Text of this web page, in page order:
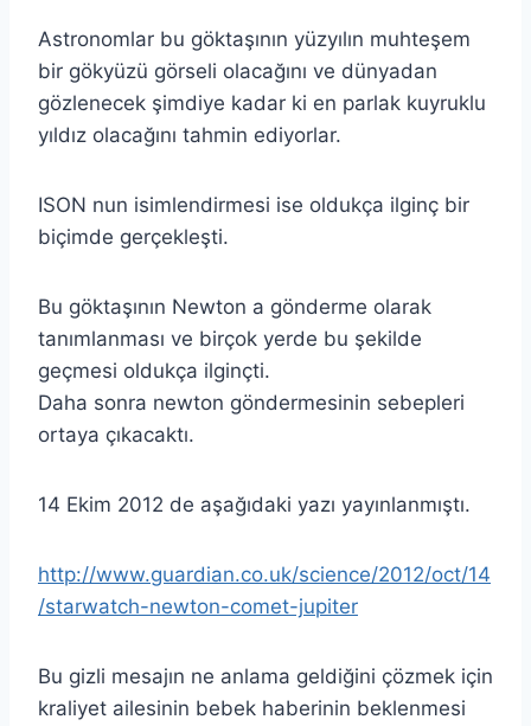
Astronomlar bu göktaşının yüzyılın muhteşem
bir gökyüzü görseli olacağını ve dünyadan
gözlenecek şimdiye kadar ki en parlak kuyruklu
yıldız olacağını tahmin ediyorlar.
ISON nun isimlendirmesi ise oldukça ilginç bir
biçimde gerçekleşti.
Bu göktaşının Newton a gönderme olarak
tanımlanması ve birçok yerde bu şekilde
geçmesi oldukça ilginçti.
Daha sonra newton göndermesinin sebepleri
ortaya çıkacaktı.
14 Ekim 2012 de aşağıdaki yazı yayınlanmıştı.
http://www.guardian.co.uk/science/2012/oct/14
/starwatch-newton-comet-jupiter
Bu gizli mesajın ne anlama geldiğini çözmek için
kraliyet ailesinin bebek haberinin beklenmesi